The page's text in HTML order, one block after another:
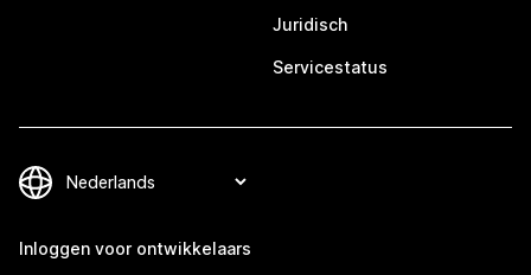
Juridisch
Servicestatus
Inloggen voor ontwikkelaars